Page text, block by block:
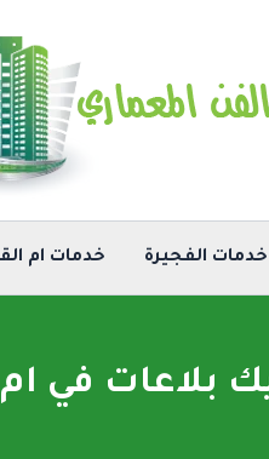
خدمات الفجيرة خدمات ام
بلاعات في ام